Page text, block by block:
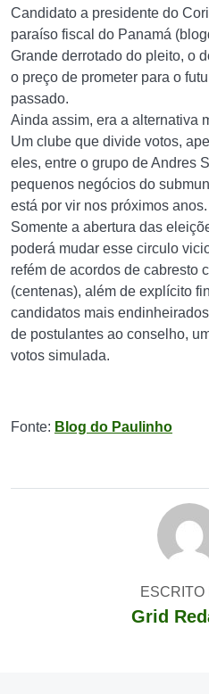
Candidato a presidente do
paraíso fiscal do Panamá
Grande derrotado do pleito, o
o preço de prometer para o
passado.
Ainda assim, era a alternativa
Um clube que divide votos,
eles, entre o grupo de Andres
pequenos negócios do
está por vir nos próximos anos.
Somente a abertura das
poderá mudar esse circulo
refém de acordos de cabresto
(centenas), além de explícito
candidatos mais
de postulantes ao conselho,
votos simulada.
Fonte: Blog do Paulinho
ESCRITO
Grid